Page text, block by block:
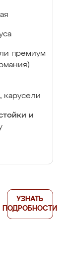
премиум
карусели
и
УЗНАТЬ
ПОДРОБНОСТИ